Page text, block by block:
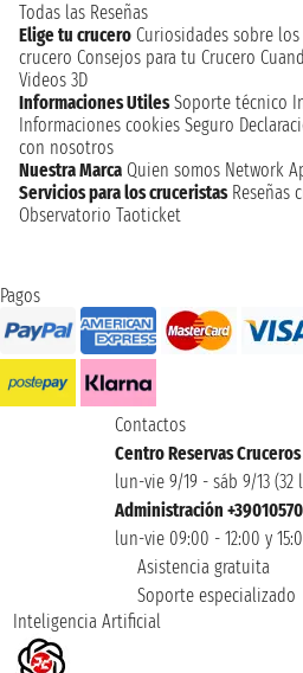
Todas las Reseñas
Elige tu crucero Curiosidades sobre
crucero Consejos para tu Crucero
Videos 3D
Informaciones Utiles Soporte técnico
Informaciones cookies Seguro
con nosotros
Nuestra Marca Quien somos Network
Servicios para los cruceristas Reseñas
Observatorio Taoticket
Pagos
Contactos
Centro Reservas
lun-vie 9/19 - sáb 9/13 (32
Administración
lun-vie 09:00 - 12:00 y
Asistencia gratuita
Soporte especializado
Inteligencia Artificial